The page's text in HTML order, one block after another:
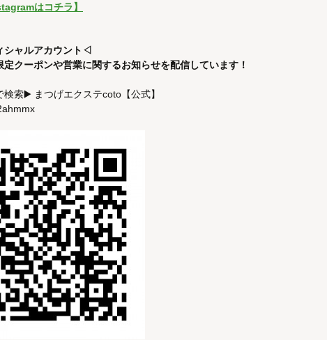
はコチラ】
シャルアカウント◁
定クーポンや営業に関するお知らせを配信しています！
検索▶️ まつげエクステcoto【公式】